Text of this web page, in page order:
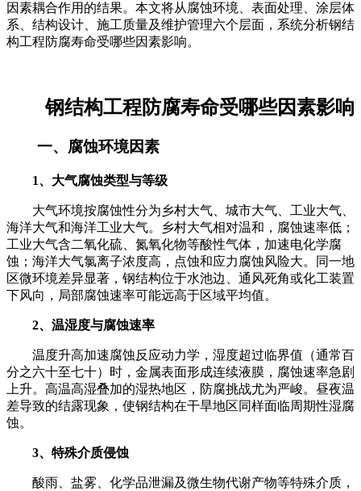
因素耦合作用的结果。本文将从腐蚀环境、表面处理、涂层体
系、结构设计、施工质量及维护管理六个层面，系统分析钢结
构工程防腐寿命受哪些因素影响。
钢结构工程防腐寿命受哪些因素影响
一、腐蚀环境因素
1、大气腐蚀类型与等级
大气环境按腐蚀性分为乡村大气、城市大气、工业大气、
海洋大气和海洋工业大气。乡村大气相对温和，腐蚀速率低；
工业大气含二氧化硫、氮氧化物等酸性气体，加速电化学腐
蚀；海洋大气氯离子浓度高，点蚀和应力腐蚀风险大。同一地
区微环境差异显著，钢结构位于水池边、通风死角或化工装置
下风向，局部腐蚀速率可能远高于区域平均值。
2、温湿度与腐蚀速率
温度升高加速腐蚀反应动力学，湿度超过临界值（通常百
分之六十至七十）时，金属表面形成连续液膜，腐蚀速率急剧
上升。高温高湿叠加的湿热地区，防腐挑战尤为严峻。昼夜温
差导致的结露现象，使钢结构在干旱地区同样面临周期性湿腐
蚀。
3、特殊介质侵蚀
酸雨、盐雾、化学品泄漏及微生物代谢产物等特殊介质，